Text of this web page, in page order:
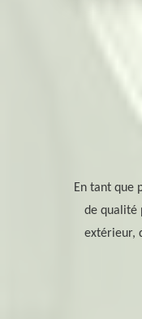
En tant que
de qualité
extérieur,